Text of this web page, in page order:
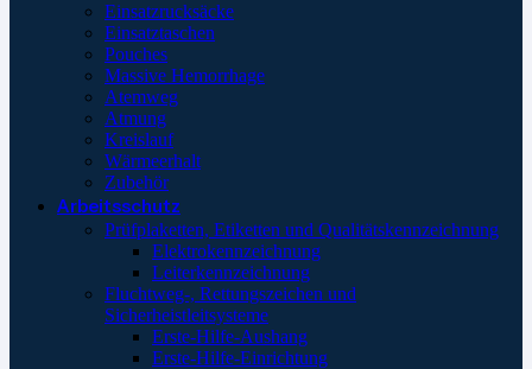
Einsatzrucksäcke
Einsatztaschen
Pouches
Massive Hemorrhage
Atemweg
Atmung
Kreislauf
Wärmeerhalt
Zubehör
Arbeitsschutz
Prüfplaketten, Etiketten und Qualitätskennzeichnung
Elektrokennzeichnung
Leiterkennzeichnung
Fluchtweg-, Rettungszeichen und
Sicherheistleitsysteme
Erste-Hilfe-Aushang
Erste-Hilfe-Einrichtung